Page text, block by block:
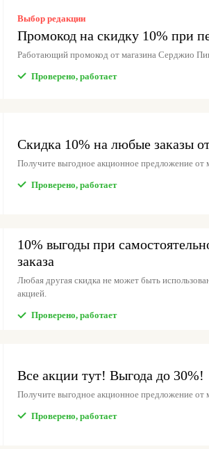
Выбор редакции
Промокод на скидку 10% при
Работающий промокод от магазина Серджио
Проверено, работает
Скидка 10% на любые заказы
Получите выгодное акционное предложение от
Проверено, работает
10% выгоды при
заказа
Любая другая скидка не может быть
акцией.
Проверено, работает
Все акции тут! Выгода до 30%!
Получите выгодное акционное предложение от
Проверено, работает